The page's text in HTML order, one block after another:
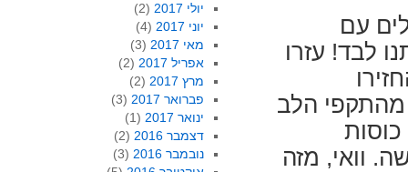
עם
לבד! עזרו
מחקרים אמינים קןבעים כי 75% מהתקפי הלב
כוסות
וואי, מזה
יולי 2017
(2)
יוני 2017
(4)
מאי 2017
(3)
אפריל 2017
(2)
מרץ 2017
(2)
פברואר 2017
(3)
ינואר 2017
(1)
דצמבר 2016
(2)
נובמבר 2016
(3)